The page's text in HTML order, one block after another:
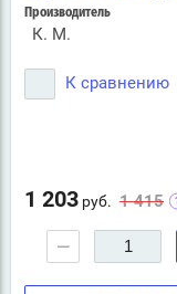
Производитель
К. М.
К сравнению
1 415
1 203 руб.
−